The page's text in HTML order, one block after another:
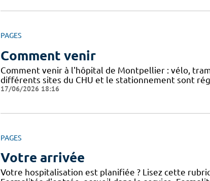
PAGES
Comment venir
Comment venir à l'hôpital de Montpellier : vélo,
différents sites du CHU et le stationnement sont
17/06/2026 18:16
PAGES
Votre arrivée
Votre hospitalisation est planifiée ? Lisez cette